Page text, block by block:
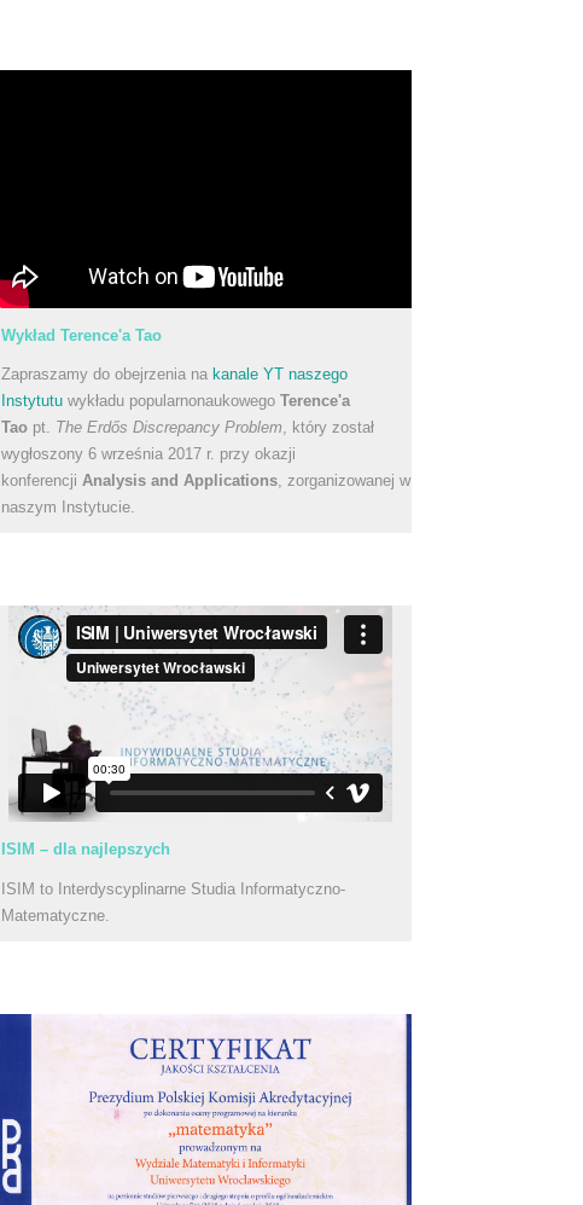
Wykład Terence'a Tao
Zapraszamy do obejrzenia na kanale YT naszego
Instytutu wykładu popularnonaukowego Terence'a
Tao pt. The Erdős Discrepancy Problem , który został
wygłoszony 6 września 2017 r. przy okazji
konferencji Analysis and Applications , zorganizowanej w
naszym Instytucie.
ISIM – dla najlepszych
ISIM to Interdyscyplinarne Studia Informatyczno-
Matematyczne.